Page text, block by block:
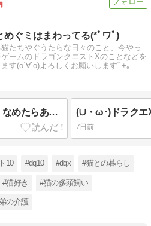
めぐミはまわってる(*ﾟワﾟ)
たちやぐうたらな日々のこと、今やっ
ームのドラゴンクエストXのことなどを
す(o´∀`o)よろしくお願いしますﾟ+｡
介護をなめたらあかん！！なめたらあっか～ん～（猫と弟の介護な日々）
7日前
10 #dq10 #dqx #猫との暮らし
#猫好き #猫の多頭飼い
の介護